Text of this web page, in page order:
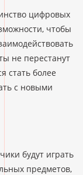
цифровых
чтобы
не перестанут
стать более
с новыми
будут играть
предметов,